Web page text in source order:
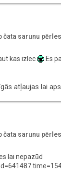
čata sarunu pērles
kas izlec Es
atļaujas lai
čata sarunu pērles
lai nepazūd